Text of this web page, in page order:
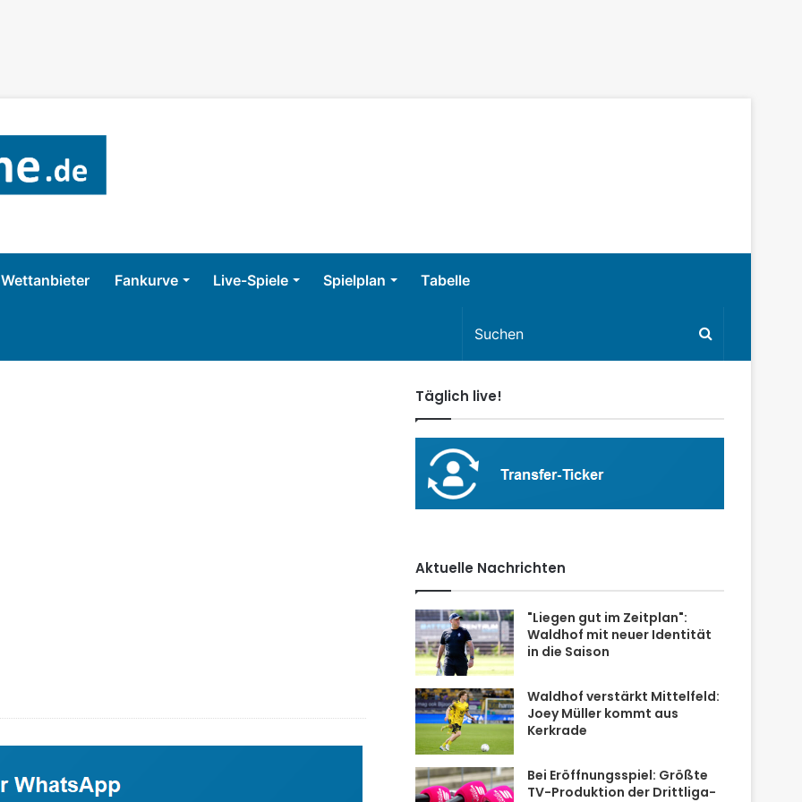
Wettanbieter Fankurve Live-Spiele Spielplan Tabelle
Täglich live!
Aktuelle Nachrichten
"Liegen gut im Zeitplan":
Waldhof mit neuer Identität
in die Saison
Waldhof verstärkt Mittelfeld:
Joey Müller kommt aus
Kerkrade
Bei Eröffnungsspiel: Größte
TV-Produktion der Drittliga-